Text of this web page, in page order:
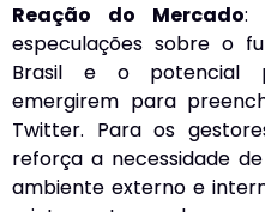
Reação do Mercado:
especulações sobre o
Brasil e o potencial
emergirem para
Twitter. Para os
reforça a necessidade
ambiente externo e